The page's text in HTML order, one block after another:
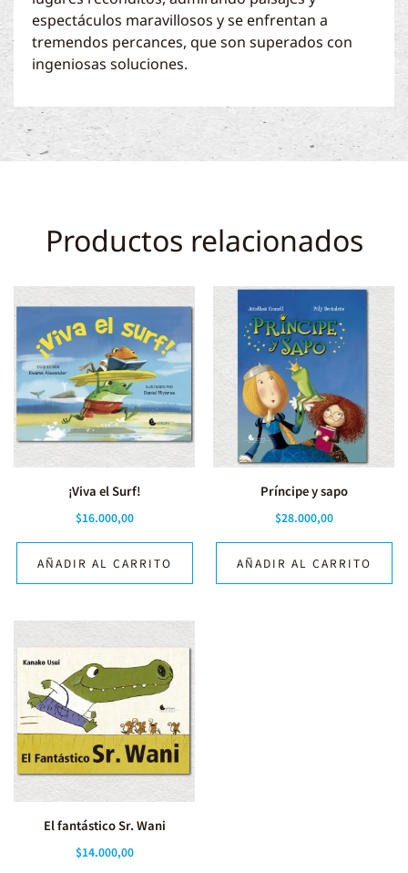
espectáculos maravillosos y se enfrentan a
tremendos percances, que son superados con
ingeniosas soluciones.
Productos relacionados
¡Viva el Surf!
$16.000,00
AÑADIR AL CARRITO
Príncipe y sapo
$28.000,00
AÑADIR AL CARRITO
El fantástico Sr. Wani
$14.000,00